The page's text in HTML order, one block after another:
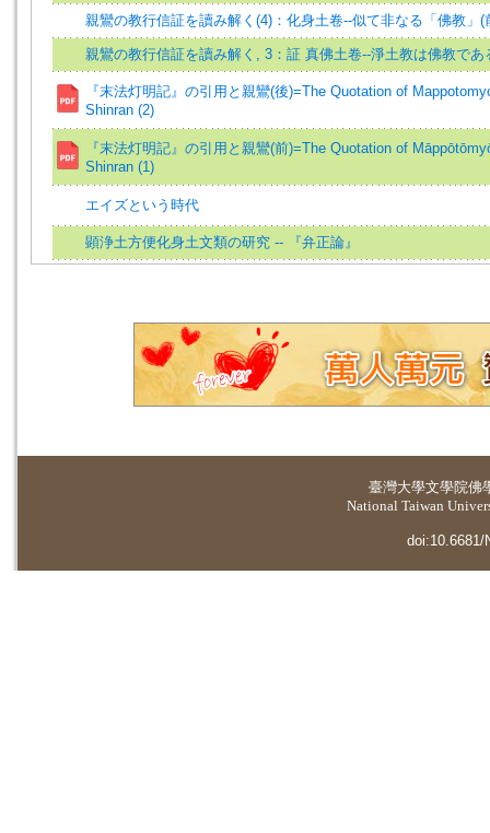
親鸞の教行信証を讀み解く(4)：化身土卷--似て非なる「佛教」(
親鸞の教行信証を讀み解く, 3：証 真佛土卷--淨土教は佛教であ
『末法灯明記』の引用と親鸞(後)=The Quotation of
Shinran (2)
『末法灯明記』の引用と親鸞(前)=The Quotation of
Shinran (1)
エイズという時代
顕浄土方便化身土文類の研究 -- 『弁正論』
臺灣大學文學院佛
National Taiwan
doi:10.6681/